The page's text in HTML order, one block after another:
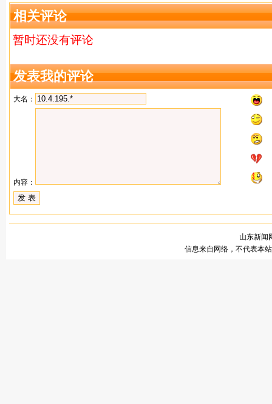
务商
相关评论
暂时还没有评论
发表我的评论
大名：
内容：
山东新闻
信息来自网络，不代表本